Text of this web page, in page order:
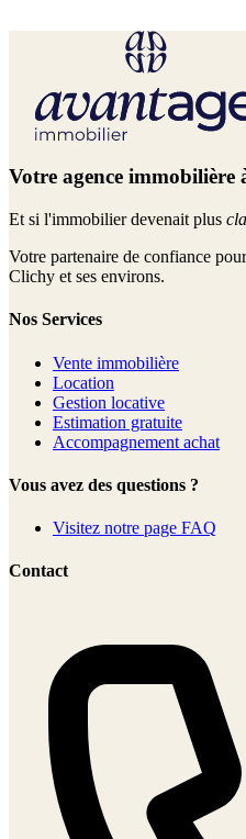
Votre agence immobilière
Et si l'immobilier devenait plus
Votre partenaire de confiance
Clichy et ses environs.
Nos Services
Vente immobilière
Location
Gestion locative
Estimation gratuite
Accompagnement achat
Vous avez des questions ?
Visitez notre page FAQ
Contact